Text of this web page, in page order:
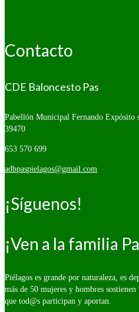
Contacto
CDE Baloncesto Pas
Pabellón Municipal Fernando Expósito
39470
653 570 699
adbpaspielagos@gmail.com
¡Síguenos!
¡Ven a la familia
Piélagos es grande por naturaleza, es
más de 50 mujeres y hombres
que tod@s participan y aportan.